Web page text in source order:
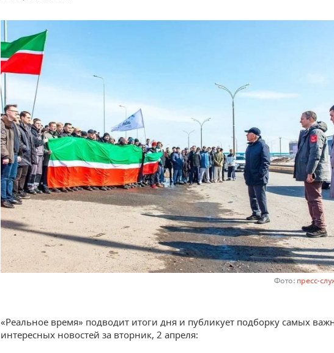
Фото: пресс-
«Реальное время» подводит итоги дня и публикует подборку самых
интересных новостей за вторник, 2 апреля: